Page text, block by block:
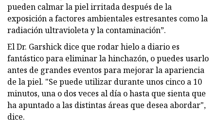
pueden calmar la piel irritada después de la
exposición a factores ambientales estresantes como la
radiación ultravioleta y la contaminación”.
El Dr. Garshick dice que rodar hielo a diario es
fantástico para eliminar la hinchazón, o puedes usarlo
antes de grandes eventos para mejorar la apariencia
de la piel. "Se puede utilizar durante unos cinco a 10
minutos, una o dos veces al día o hasta que sienta que
ha apuntado a las distintas áreas que desea abordar",
dice.